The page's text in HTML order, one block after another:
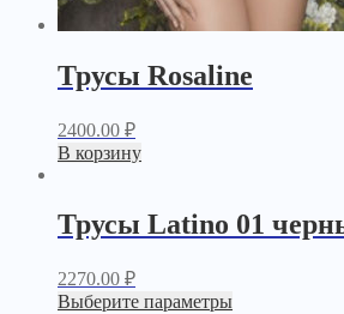
Трусы Rosaline
2400.00 ₽
В корзину
Трусы Latino 01
2270.00 ₽
Выберите параметры